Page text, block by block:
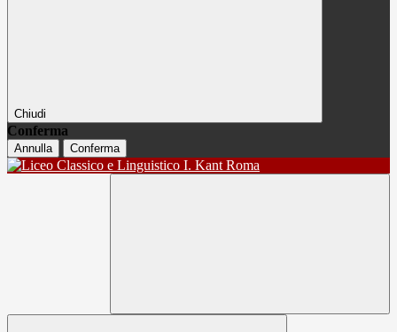
Chiudi
Conferma
Annulla Conferma